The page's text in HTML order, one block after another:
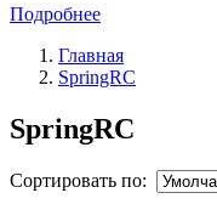
Подробнее
Главная
SpringRC
SpringRC
Сортировать по: